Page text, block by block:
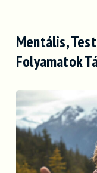
Mentális,
Folyamatok